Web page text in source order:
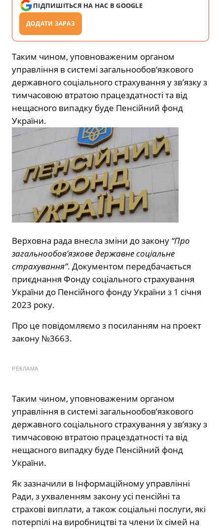
ПІДПИШІТЬСЯ НА НАС В GOOGLE
ДОДАТИ ЗАРАЗ
Таким чином, уповноваженим органом
управління в системі загальнообов’язкового
державного соціального страхування у зв’язку з
тимчасовою втратою працездатності та від
нещасного випадку буде Пенсійний фонд
України.
Верховна рада внесла зміни до закону “Про
загальнообов’язкове державне соціальне
страхування”. Документом передбачається
приєднання Фонду соціального страхування
України до Пенсійного фонду України з 1 січня
2023 року.
Про це повідомляємо з посиланням на проект
закону №3663.
РЕКЛАМА
Таким чином, уповноваженим органом
управління в системі загальнообов’язкового
державного соціального страхування у зв’язку з
тимчасовою втратою працездатності та від
нещасного випадку буде Пенсійний фонд
України.
Як зазначили в Інформаційному управлінні
Ради, з ухваленням закону усі пенсійні та
страхові виплати, а також соціальні послуги, які
потерпілі на виробництві та члени їх сімей на